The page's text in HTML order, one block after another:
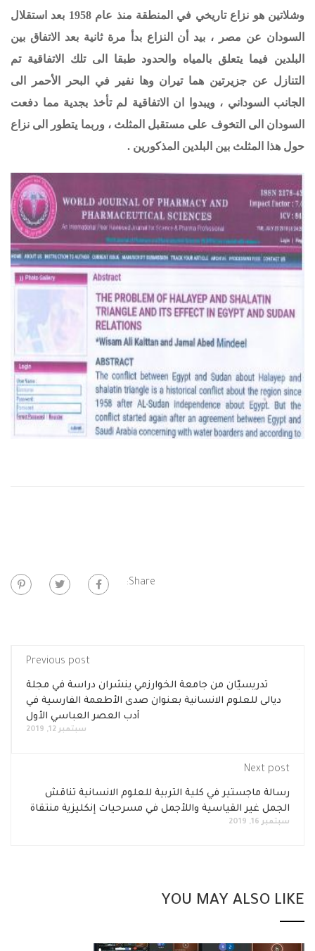
وشلاتين هو نزاع تاريخي في المنطقة منذ
عام 1958 بعد استقلال
السودان عن مصر ، بيد أن النزاع بدأ مرة ثانية بعد الاتفاق بين
البلدين فيما يتعلق بالمياه والحدود طبقا الى تلك الاتفاقية تم
التنازل عن جزيرتين هما تيران وها نفير في البحر الأحمر الى
الجانب السوداني ، ويبدوا ان الاتفاقية لم تأخذ بجدية مما دفعت
السودان الى التخوف على مستقبل المثلث ، وربما يتطور الى نزاع
حول هذا المثلث بين البلدين المذكورين .
Share:
Previous post
تدريسيّان من جامعة الخوارزمي ينشران دراسة في مجلة
ديالى للعلوم الانسانية بعنوان صدى الأطعمة الفارسية في
أدب العصر العباسي الأول
سبتمبر 12, 2019
Next post
رسالة ماجستير في كلية التربية للعلوم الانسانية تناقش
الجمل غير القياسية واللأجمل في مسرحيات إنكليزية منتقاة
سبتمبر 16, 2019
YOU MAY ALSO LIKE